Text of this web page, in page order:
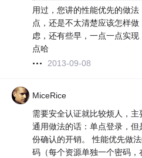
用过，您讲的性能优先的做
点，还是不太清楚应该怎样
虑，还有些早，一点一点实
点哈
2013-09-08
MiceRice
需要安全认证就比较烦人，主
通用做法的话：单点登录，
份确认的开销。 性能优先做
码（每个资源单独一个密码，